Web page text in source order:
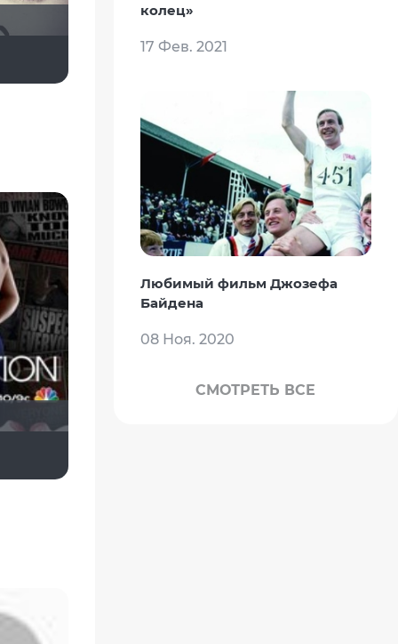
Хиппи с Миссисипи
999Катерина999
колец»
17 Фев. 2021
Любимый фильм Джозефа
Байдена
08 Ноя. 2020
СМОТРЕТЬ ВСЕ